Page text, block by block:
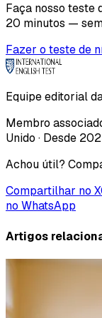
Faça nosso teste
20 minutos —
Fazer o teste de
Equipe editorial
Membro
Unido · Desde
Achou útil?
Compartilhar no X
no WhatsApp
Artigos